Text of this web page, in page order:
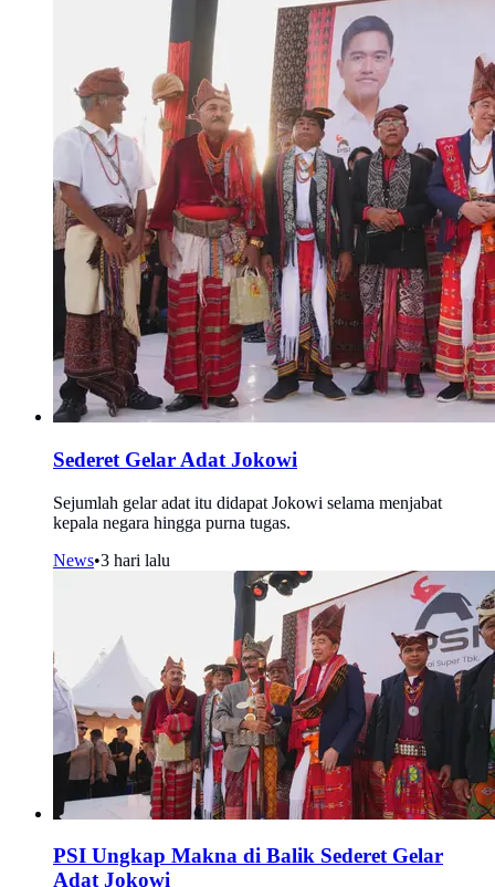
Sederet Gelar Adat Jokowi
Sejumlah gelar adat itu didapat Jokowi selama menjabat
kepala negara hingga purna tugas.
News•3 hari lalu
PSI Ungkap Makna di Balik Sederet Gelar
Adat Jokowi